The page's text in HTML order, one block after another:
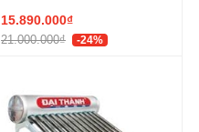
15.890.000₫
21.000.000₫ -24%